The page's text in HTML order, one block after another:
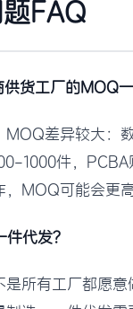
FAQ
货工厂的MOQ
MOQ差异较大：
1000件，
MOQ可能会更高
代发？
所有工厂都愿意